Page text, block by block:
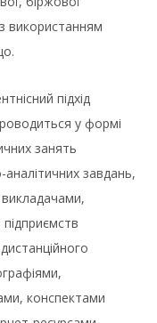
використанням
підхід
у формі
занять
завдань,
викладачами,
підприємств
конспектами